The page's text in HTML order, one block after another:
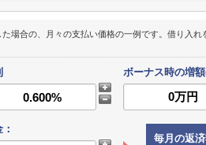
た場合の、月々の支払い価格の一例です。借り入れ
ボーナス時の増
毎月の返済